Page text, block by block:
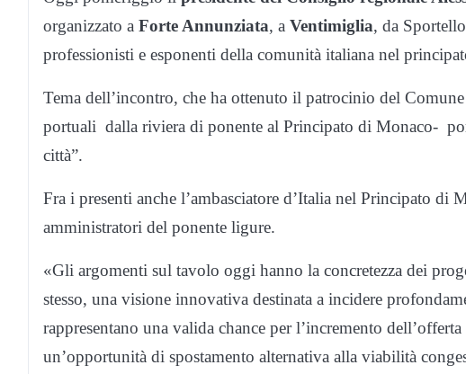
organizzato a Forte Annunziata, a Ventimiglia, da
professionisti e esponenti della comunità italiana nel
Tema dell’incontro, che ha ottenuto il patrocinio del
portuali dalla riviera di ponente al Principato di Monaco-
città”.
Fra i presenti anche l’ambasciatore d’Italia nel Principato di
amministratori del ponente ligure.
«Gli argomenti sul tavolo oggi hanno la concretezza dei
stesso, una visione innovativa destinata a incidere
rappresentano una valida chance per l’incremento
un’opportunità di spostamento alternativa alla viabilità